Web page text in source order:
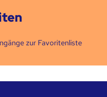
zur Favoritenliste